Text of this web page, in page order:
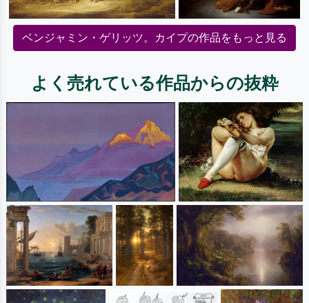
ベンジャミン・ゲリッツ。カイプの作品をもっと見る
よく売れている作品からの抜粋